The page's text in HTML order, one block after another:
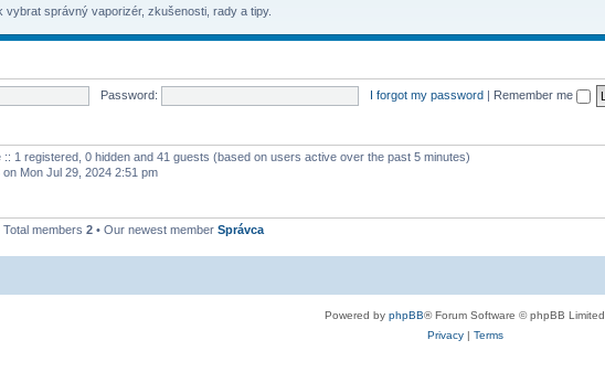
vybrat správný vaporizér, zkušenosti, rady a tipy.
Password: I forgot my password | Remember me
:: 1 registered, 0 hidden and 41 guests (based on users active over the past 5 minutes)
on Mon Jul 29, 2024 2:51 pm
Total members 2 • Our newest member Správca
Powered by phpBB® Forum Software © phpBB Limited
Privacy| Terms